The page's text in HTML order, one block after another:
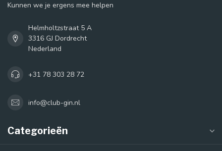
Kunnen we je ergens mee helpen
Helmholtzstraat 5 A
3316 GJ Dordrecht
Nederland
+31 78 303 28 72
info@club-gin.nl
Categorieën